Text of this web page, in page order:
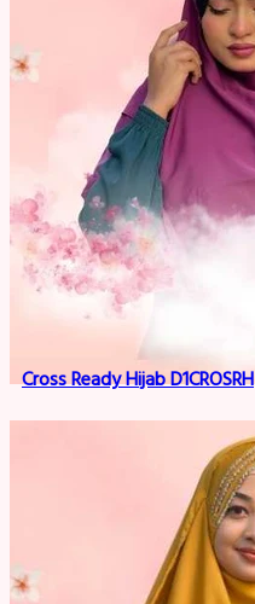
Cross Ready Hijab D1CROSRH